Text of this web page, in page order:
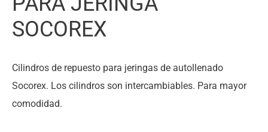
SOCOREX
Cilindros de repuesto para jeringas de autollenado
Socorex. Los cilindros son intercambiables. Para mayor
comodidad.